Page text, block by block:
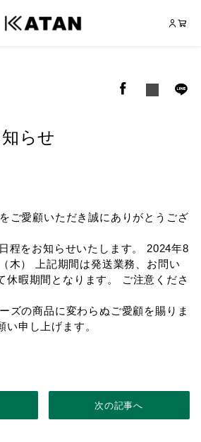
らせ
ご愛顧いただき誠にありがとうござ
程をお知らせいたします。 2024年8
木） 上記期間は発送業務、お問い
休暇期間となります。 ご注意くださ
ズの商品に変わらぬご愛顧を賜りま
申し上げます。
次の記事へ